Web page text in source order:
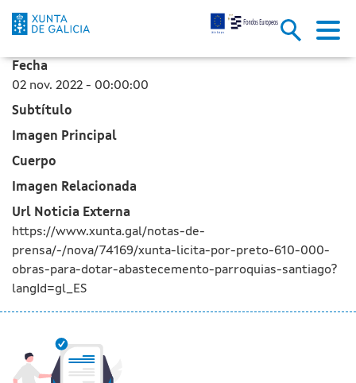
A Xunta licita por preto de
Skip to Main Content
Fecha
02 nov. 2022 - 00:00:00
Subtítulo
Imagen Principal
Cuerpo
Imagen Relacionada
Url Noticia Externa
https://www.xunta.gal/notas-de-
prensa/-/nova/74169/xunta-licita-por-preto-610-000-
obras-para-dotar-abastecemento-parroquias-santiago?
langId=gl_ES